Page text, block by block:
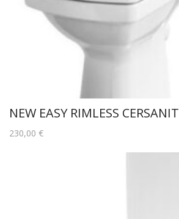
NEW EASY RIMLESS CERSANIT
230,00 €